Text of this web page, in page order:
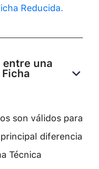
Reducida.
entre una
son válidos para
diferencia
Técnica